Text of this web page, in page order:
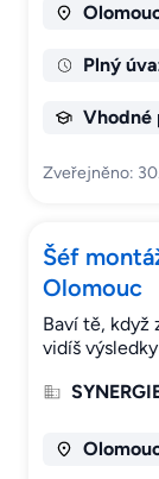
Plný
Vhodné
Zveřejněno:
Šéf
Olomouc
Baví tě, když
vidíš